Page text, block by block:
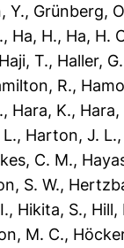
Y., Grünberg,
, Ha, H., Ha, H.
Haji, T., Haller, G.
R.,
, Hara, K., Hara,
, Harton, J. L.
C. M.,
S. W.,
, Hikita, S., Hill,
M. C.,